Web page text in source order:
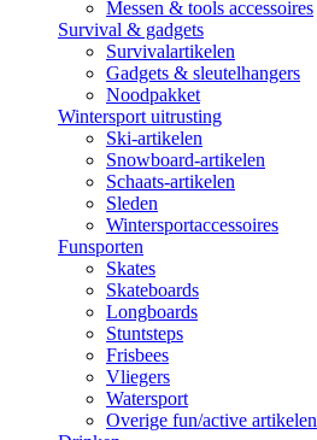
Messen & tools accessoires
Survival & gadgets
Survivalartikelen
Gadgets & sleutelhangers
Noodpakket
Wintersport uitrusting
Ski-artikelen
Snowboard-artikelen
Schaats-artikelen
Sleden
Wintersportaccessoires
Funsporten
Skates
Skateboards
Longboards
Stuntsteps
Frisbees
Vliegers
Watersport
Overige fun/active artikelen